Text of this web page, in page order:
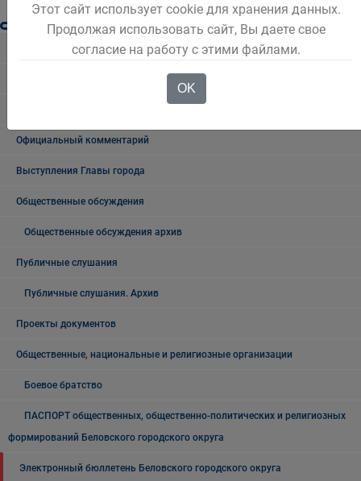
Новости Белова
Официальный комментарий
Выступления Главы города
Общественные обсуждения
Общественные обсуждения архив
Публичные слушания
Публичные слушания. Архив
Проекты документов
Общественные, национальные и религиозные организации
Боевое братство
ПАСПОРТ общественных, общественно-политических и религиозных
формирований Беловского городского округа
Электронный бюллетень Беловского городского округа
Этот сайт использует cookie для хранения данных.
Продолжая использовать сайт, Вы даете свое
согласие на работу с этими файлами.
OK